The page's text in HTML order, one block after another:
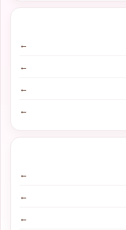
←
←
←
←
←
←
←